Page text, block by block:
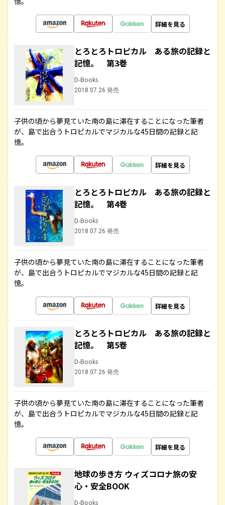
詳細を見る
とろとろトロピカル ある旅の記録と
記憶。 第3巻
D-Books
2018.07.26 発売
子供の頃から夢見ていた南の島に滞在することになった筆者
が、島で出合うトロピカルでマジカルな45日間の記録と記
憶。
詳細を見る
とろとろトロピカル ある旅の記録と
記憶。 第4巻
D-Books
2018.07.26 発売
子供の頃から夢見ていた南の島に滞在することになった筆者
が、島で出合うトロピカルでマジカルな45日間の記録と記
憶。
詳細を見る
とろとろトロピカル ある旅の記録と
記憶。 第5巻
D-Books
2018.07.26 発売
子供の頃から夢見ていた南の島に滞在することになった筆者
が、島で出合うトロピカルでマジカルな45日間の記録と記
憶。
詳細を見る
地球の歩き方 ウィズコロナ旅の安
心・安全BOOK
D-Books